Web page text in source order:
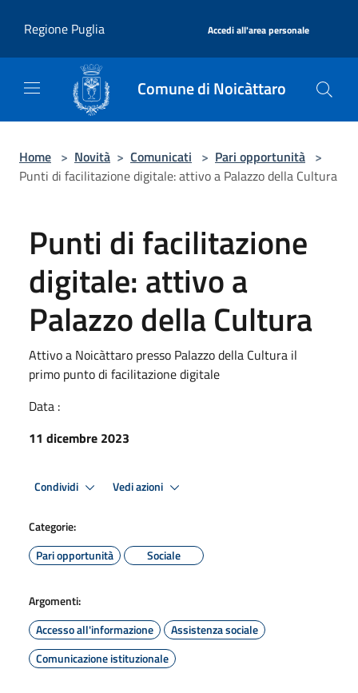
Regione Puglia
Accedi all'area personale
Comune di Noicàttaro
Home > Novità > Comunicati > Pari opportunità >
Punti di facilitazione digitale: attivo a Palazzo della Cultura
Punti di facilitazione
digitale: attivo a
Palazzo della Cultura
Attivo a Noicàttaro presso Palazzo della Cultura il
primo punto di facilitazione digitale
Data :
11 dicembre 2023
Condividi Vedi azioni
Categorie:
Pari opportunità
Sociale
Argomenti:
Accesso all'informazione
Assistenza sociale
Comunicazione istituzionale